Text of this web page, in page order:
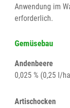
Anwendung im
erforderlich.
Gemüsebau
Andenbeere
0,025 % (0,25 l/
Artischocken